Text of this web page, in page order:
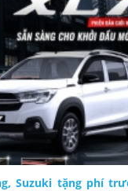
Suzuki tặng phí